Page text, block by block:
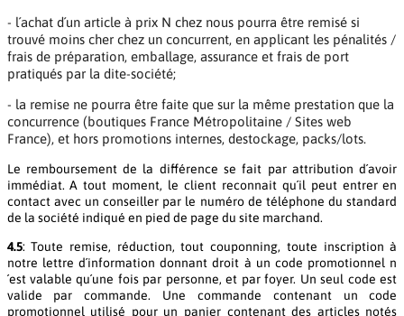
- l´achat d´un article à prix N chez nous pourra être remisé si
trouvé moins cher chez un concurrent, en applicant les pénalités /
frais de préparation, emballage, assurance et frais de port
pratiqués par la dite-société;
- la remise ne pourra être faite que sur la même prestation que la
concurrence (boutiques France Métropolitaine / Sites web
France), et hors promotions internes, destockage, packs/lots.
Le remboursement de la différence se fait par attribution d´avoir
immédiat. A tout moment, le client reconnait qu´il peut entrer en
contact avec un conseiller par le numéro de téléphone du standard
de la société indiqué en pied de page du site marchand.
4.5: Toute remise, réduction, tout couponning, toute inscription à
notre lettre d´information donnant droit à un code promotionnel n
´est valable qu´une fois par personne, et par foyer. Un seul code est
valide par commande. Une commande contenant un code
promotionnel utilisé pour un panier contenant des articles notés